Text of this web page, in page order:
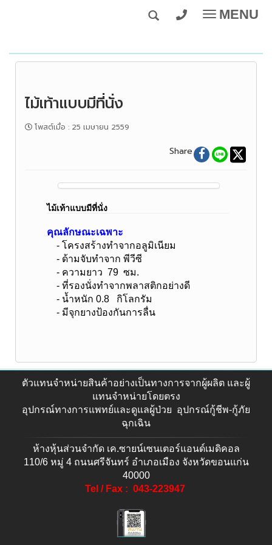
Toggle
MENU
ไม้เท้าแบบมีที่นั่ง
โพสต์เมื่อ : 25 เมษายน 2559
Share
ไม้เท้าแบบมีที่นั่ง
คุณลักษณะเฉพาะ
- โครงสร้างทำจากอลูมิเนียม
- ด้ามจับทำจาก พีวีซี
- ความยาว 79 ซม.
- ที่รองนั่งทำจากพลาสติกอย่างดี
- น้ำหนัก 0.8 กิโลกรัม
- มีจุกยางป้องกันการลื่น
ตัวแทนจำหน่ายสินค้าอย่างเป็นทางการจากผู้ผลิต และผู้
แทนจำหน่ายโดยตรง
อุปกรณ์ทางการแพทย์และดูแลผู้ป่วย อุปกรณ์กู้ชีพ-กู้ภัย
ฉุกเฉิน
ห้างหุ้นส่วนจำกัด เค.ซายน์เซนเตอร์แอนด์เมดิคอล
110/6 หมู่ 4 ถนนศรีจันทร์ อำเภอเมือง จังหวัดขอนแก่น
40000
Tel / Fax : 043-223947